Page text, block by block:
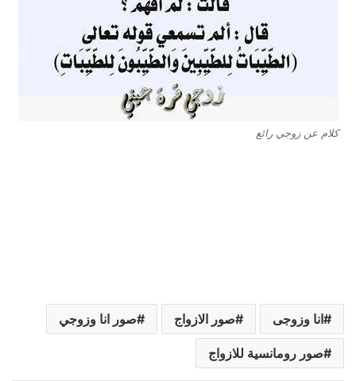
كلام عن زوجي رائع
انا وزوجى صور الازواج صور انا وزوجي
صور رومانسية للازواج